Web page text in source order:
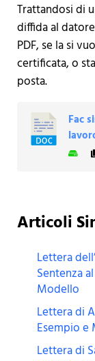
Trattandosi di
diffida al
PDF, se la si
certificata, o
posta.
Fac
Articoli
Lettera
Sentenza
Modello
Lettera di
Esempio e
Lettera di